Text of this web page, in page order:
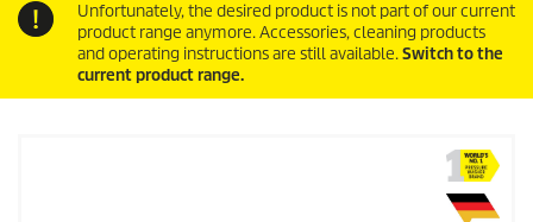
Unfortunately, the desired product is not part of our current
product range anymore. Accessories, cleaning products
and operating instructions are still available.Switch to the
current product range.